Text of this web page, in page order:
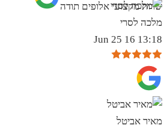
שרות מקצועי אלופים תודה
מלכה לסרי
13:18 16 Jun 25
מאיר אביטל